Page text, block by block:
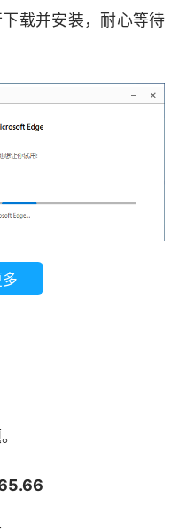
、Google 日历和
一个地方搜索邮件、
载并安装，耐心等待